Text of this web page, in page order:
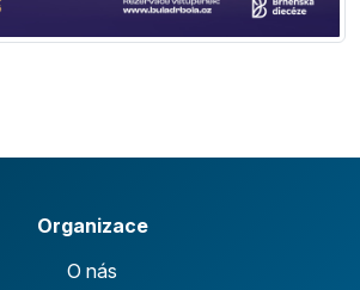
Organizace
O nás